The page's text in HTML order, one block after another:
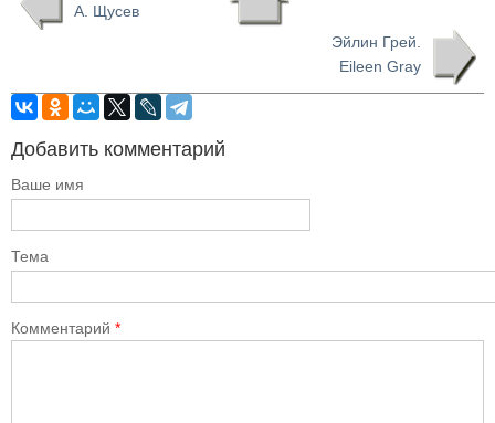
А. Щусев
Эйлин Грей.
Eileen Gray
Добавить комментарий
Ваше имя
Тема
Комментарий *